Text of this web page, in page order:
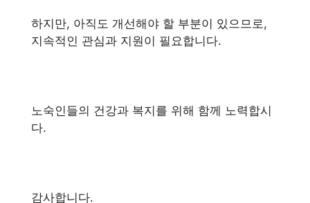
하지만, 아직도 개선해야 할 부분이 있으므로,
지속적인 관심과 지원이 필요합니다.
노숙인들의 건강과 복지를 위해 함께 노력합시
다.
감사합니다.